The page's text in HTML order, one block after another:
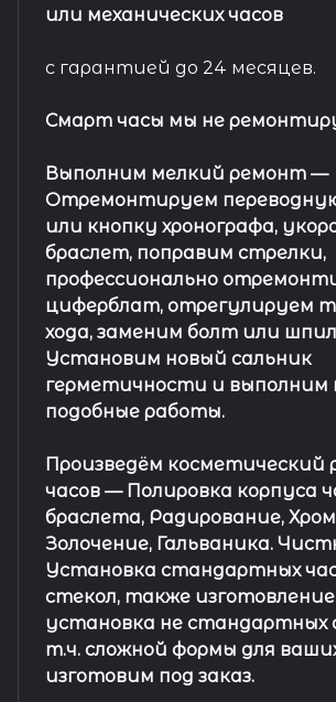
или механических часов
с гарантией до 24 месяцев.
Смарт часы мы не
Выполним мелкий ремонт —
Отремонтируем
или кнопку хронографа,
браслет, поправим стрелки,
профессионально
циферблат, отрегулируем
хода, заменим болт или
Установим новый сальник
герметичности и
подобные работы.
Произведём косметический
часов — Полировка корпуса
браслета, Радирование,
Золочение, Гальваника.
Установка стандартных
стекол, также
установка не стандартных
т.ч. сложной формы для
изготовим под заказ.